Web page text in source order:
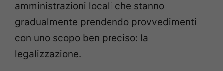
amministrazioni locali che stanno
gradualmente prendendo provvedimenti
con uno scopo ben preciso: la
legalizzazione.